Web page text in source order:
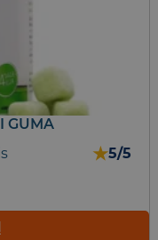
GUMA
★5/5